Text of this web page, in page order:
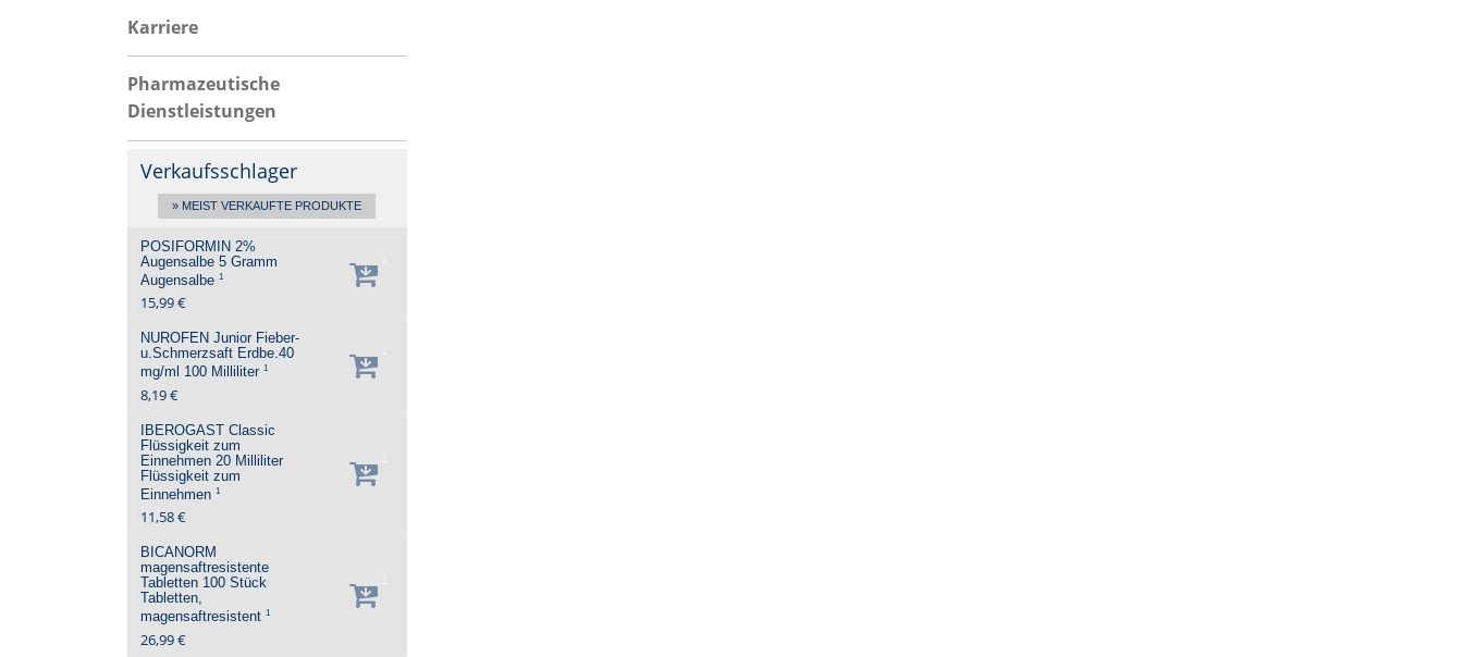
Karriere
Pharmazeutische
Dienstleistungen
Verkaufsschlager
» MEIST VERKAUFTE PRODUKTE
POSIFORMIN 2%
Augensalbe5 Gramm
Augensalbe 1
15,99 €
NUROFEN Junior Fieber-
u.Schmerzsaft Erdbe.40
mg/ml 100 Milliliter1
8,19 €
IBEROGAST Classic
Flüssigkeit zum
Einnehmen 20 Milliliter
Flüssigkeit zum
Einnehmen 1
11,58 €
BICANORM
magensaftresistente
Tabletten 100 Stück
Tabletten,
magensaftresistent 1
26,99 €